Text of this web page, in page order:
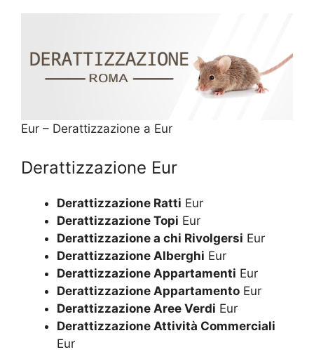
Eur – Derattizzazione a Eur
Derattizzazione Eur
Derattizzazione Ratti Eur
Derattizzazione Topi Eur
Derattizzazione a chi Rivolgersi Eur
Derattizzazione Alberghi Eur
Derattizzazione Appartamenti Eur
Derattizzazione Appartamento Eur
Derattizzazione Aree Verdi Eur
Derattizzazione Attività Commerciali
Eur